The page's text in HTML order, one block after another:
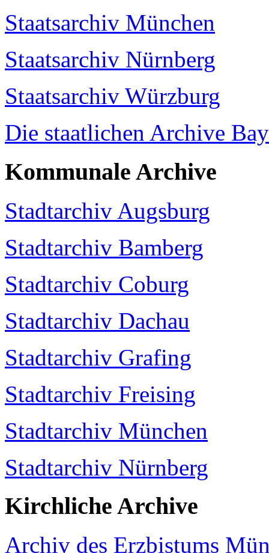
Staatsarchiv München
Staatsarchiv Nürnberg
Staatsarchiv Würzburg
Die staatlichen Archive
Kommunale Archive
Stadtarchiv Augsburg
Stadtarchiv Bamberg
Stadtarchiv Coburg
Stadtarchiv Dachau
Stadtarchiv Grafing
Stadtarchiv Freising
Stadtarchiv München
Stadtarchiv Nürnberg
Kirchliche Archive
Archiv des Erzbistums